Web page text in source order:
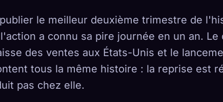
le meilleur deuxième trimestre de
a connu sa pire journée en un an. Le
des ventes aux États-Unis et le
tous la même histoire : la reprise est
pas chez elle.